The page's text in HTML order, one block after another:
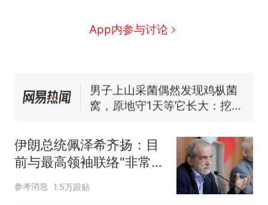
App内参与讨论
新 那个在床头放菜刀的女孩，
因老师一句“跟我回家”改写了
协会回应
男子上山采菌偶然发现鸡枞菌
窝，原地守1天等它长大：挖了
回大海 目击者直呼震惊 （视频
来源：参考消息）
笔试第一被第二名传话劝弃考
官方通报
制裁瓜子饺子，美国怕什
伊朗总统佩泽希齐扬：目
前与最高领袖联络"非常困
难"
参考消息 1.5万跟贴